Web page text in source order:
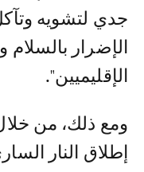
جدي لتشويه
الإضرار بالسلام
الإقليميين".
ومع ذلك، من
إطلاق النار